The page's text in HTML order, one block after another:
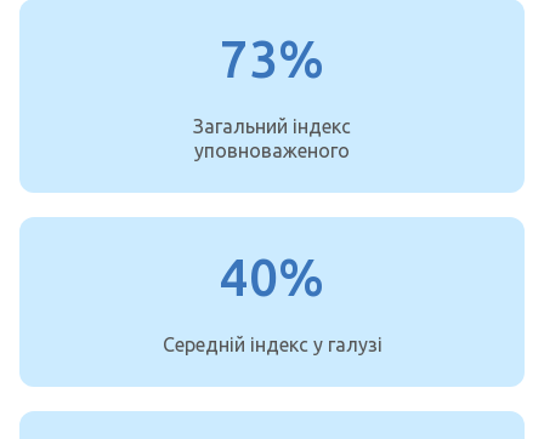
73%
Загальний індекс
уповноваженого
40%
Середній індекс у галузі